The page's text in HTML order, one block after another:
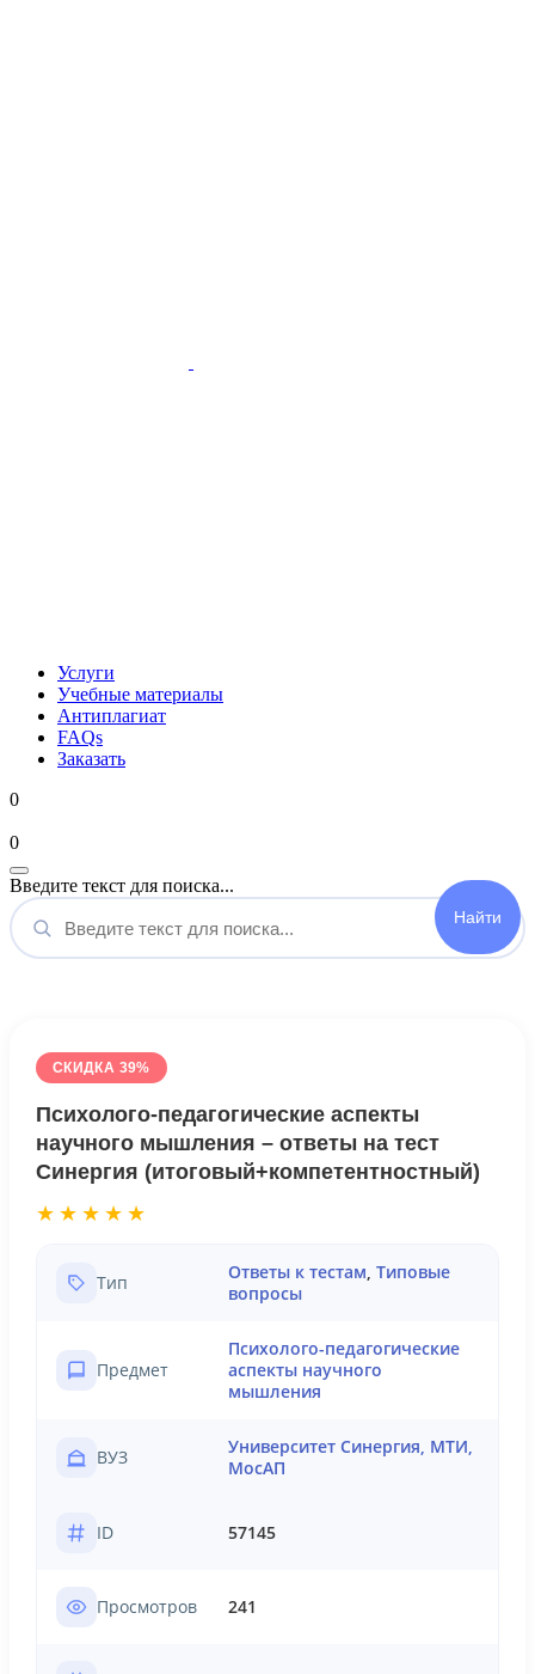
Услуги
Учебные материалы
Антиплагиат
FAQs
Заказать
0
0
Введите текст для поиска...
СКИДКА 39%
Психолого-педагогические аспекты
научного мышления – ответы на тест
Синергия (итоговый+компетентностный)
★★★★★
Тип Ответы к тестам, Типовые
вопросы
Предмет
Психолого-педагогические
аспекты научного
мышления
ВУЗ
Университет Синергия, МТИ,
МосАП
ID 57145
Просмотров 241